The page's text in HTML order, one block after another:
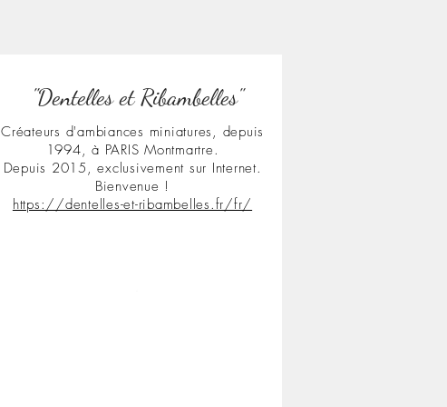
"Dentelles et Ribambelles"
Créateurs d'ambiances miniatures, depuis
1994, à PARIS Montmartre.
Depuis 2015, exclusivement sur Internet.
Bienvenue !
https://dentelles-et-ribambelles.fr/fr/